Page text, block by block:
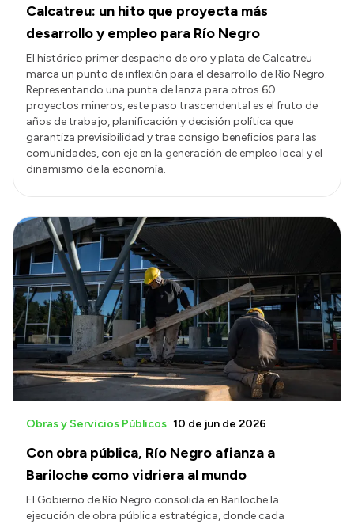
Calcatreu: un hito que proyecta más
desarrollo y empleo para Río Negro
El histórico primer despacho de oro y plata de Calcatreu
marca un punto de inflexión para el desarrollo de Río Negro.
Representando una punta de lanza para otros 60
proyectos mineros, este paso trascendental es el fruto de
años de trabajo, planificación y decisión política que
garantiza previsibilidad y trae consigo beneficios para las
comunidades, con eje en la generación de empleo local y el
dinamismo de la economía.
Con obra pública, Río Negro afianza a
Bariloche como vidriera al mundo
Obras y Servicios Públicos 10 de jun de 2026
El Gobierno de Río Negro consolida en Bariloche la
ejecución de obra pública estratégica, donde cada